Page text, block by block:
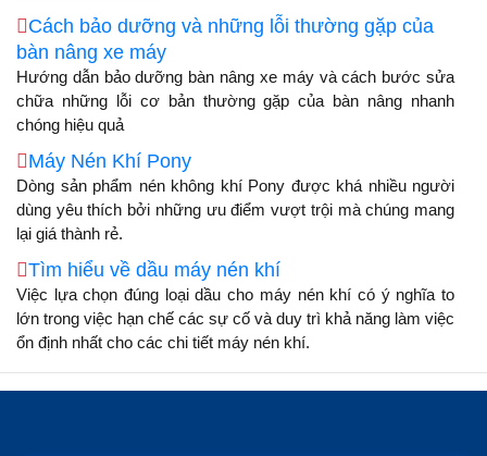
Cách bảo dưỡng và những lỗi thường gặp của
bàn nâng xe máy
Hướng dẫn bảo dưỡng bàn nâng xe máy và cách bước sửa
chữa những lỗi cơ bản thường gặp của bàn nâng nhanh
chóng hiệu quả
Máy Nén Khí Pony
Dòng sản phẩm nén không khí Pony được khá nhiều người
dùng yêu thích bởi những ưu điểm vượt trội mà chúng mang
lại giá thành rẻ.
Tìm hiểu về dầu máy nén khí
Việc lựa chọn đúng loại dầu cho máy nén khí có ý nghĩa to
lớn trong việc hạn chế các sự cố và duy trì khả năng làm việc
ổn định nhất cho các chi tiết máy nén khí.